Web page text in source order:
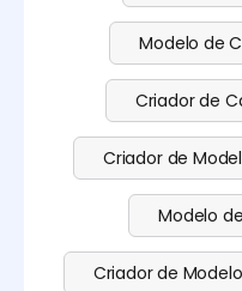
Modelo de
Criador de
Criador de
Modelo
Criador de